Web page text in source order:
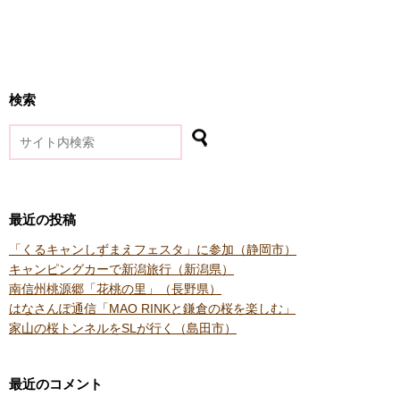
検索
最近の投稿
「くるキャンしずまえフェスタ」に参加（静岡市）
キャンピングカーで新潟旅行（新潟県）
南信州桃源郷「花桃の里」（長野県）
はなさんぽ通信「MAO RINKと鎌倉の桜を楽しむ」
家山の桜トンネルをSLが行く（島田市）
最近のコメント